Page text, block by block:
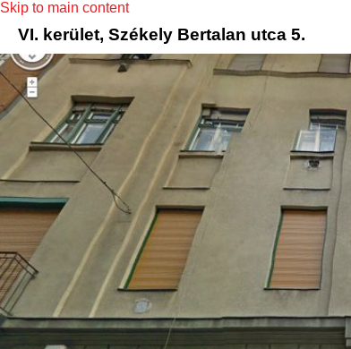
Skip to main content
VI. kerület, Székely Bertalan utca 5.